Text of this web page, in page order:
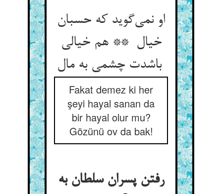
او نمی‌گوید که حسبان
خیال ** هم خیالی
باشدت چشمی به مال
Fakat demez ki her
şeyi hayal sanan da
bir hayal olur mu?
Gözünü ov da bak!
رفتن پسران سلطان به